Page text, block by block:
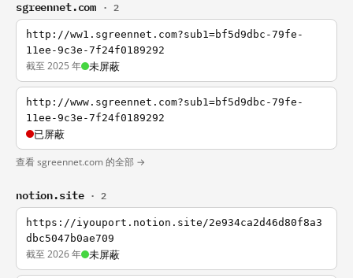
sgreennet.com · 2
http://ww1.sgreennet.com?sub1=bf5d9dbc-79fe-
11ee-9c3e-7f24f0189292
截至 2025 年 未屏蔽
http://www.sgreennet.com?sub1=bf5d9dbc-79fe-
11ee-9c3e-7f24f0189292
已屏蔽
查看 sgreennet.com 的全部 →
notion.site · 2
https://iyouport.notion.site/2e934ca2d46d80f8a3
dbc5047b0ae709
截至 2026 年 未屏蔽